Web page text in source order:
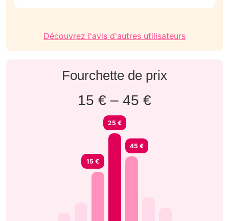
Découvrez l'avis d'autres utilisateurs
Fourchette de prix
15 € – 45 €
15 €
25 €
45 €